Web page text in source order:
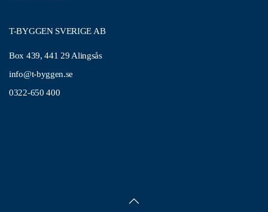
T-BYGGEN SVERIGE AB
Box 439, 441 29 Alingsås
info@t-byggen.se
0322-650 400